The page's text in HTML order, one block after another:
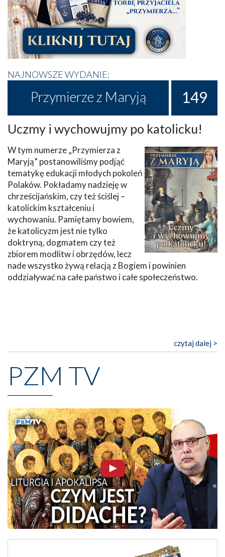
NAJNOWSZE WYDANIE:
Przymierze z Maryją 149
Uczmy i wychowujmy po katolicku!
W tym numerze „Przymierza z
Maryją” postanowiliśmy podjąć
tematykę edukacji młodych pokoleń
Polaków. Pokładamy nadzieję w
chrześcijańskim, czy też ściślej –
katolickim kształceniu i
wychowaniu. Pamiętamy bowiem,
że katolicyzm jest nie tylko
doktryną, dogmatem czy też
zbiorem modlitw i obrzędów, lecz
nade wszystko żywą relacją z Bogiem i powinien
oddziaływać na całe państwo i całe społeczeństwo.
czytaj dalej >
PZM TV